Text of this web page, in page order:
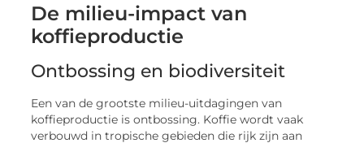
De milieu-impact van
koffieproductie
Ontbossing en biodiversiteit
Een van de grootste milieu-uitdagingen van
koffieproductie is ontbossing. Koffie wordt vaak
verbouwd in tropische gebieden die rijk zijn aan